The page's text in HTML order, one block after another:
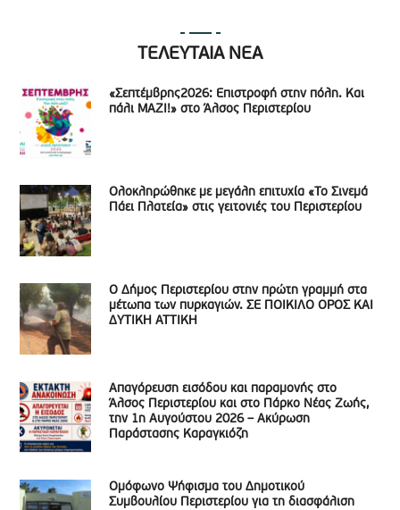
ΤΕΛΕΥΤΑΙΑ ΝΕΑ
«Σεπτέμβρης2026: Επιστροφή στην πόλη. Και
πάλι ΜΑΖΙ!» στο Άλσος Περιστερίου
Ολοκληρώθηκε με μεγάλη επιτυχία «Το Σινεμά
Πάει Πλατεία» στις γειτονιές του Περιστερίου
Ο Δήμος Περιστερίου στην πρώτη γραμμή στα
μέτωπα των πυρκαγιών. ΣΕ ΠΟΙΚΙΛΟ ΟΡΟΣ ΚΑΙ
ΔΥΤΙΚΗ ΑΤΤΙΚΗ
Απαγόρευση εισόδου και παραμονής στο
Άλσος Περιστερίου και στο Πάρκο Νέας Ζωής,
την 1η Αυγούστου 2026 – Ακύρωση
Παράστασης Καραγκιόζη
Ομόφωνο Ψήφισμα του Δημοτικού
Συμβουλίου Περιστερίου για τη διασφάλιση